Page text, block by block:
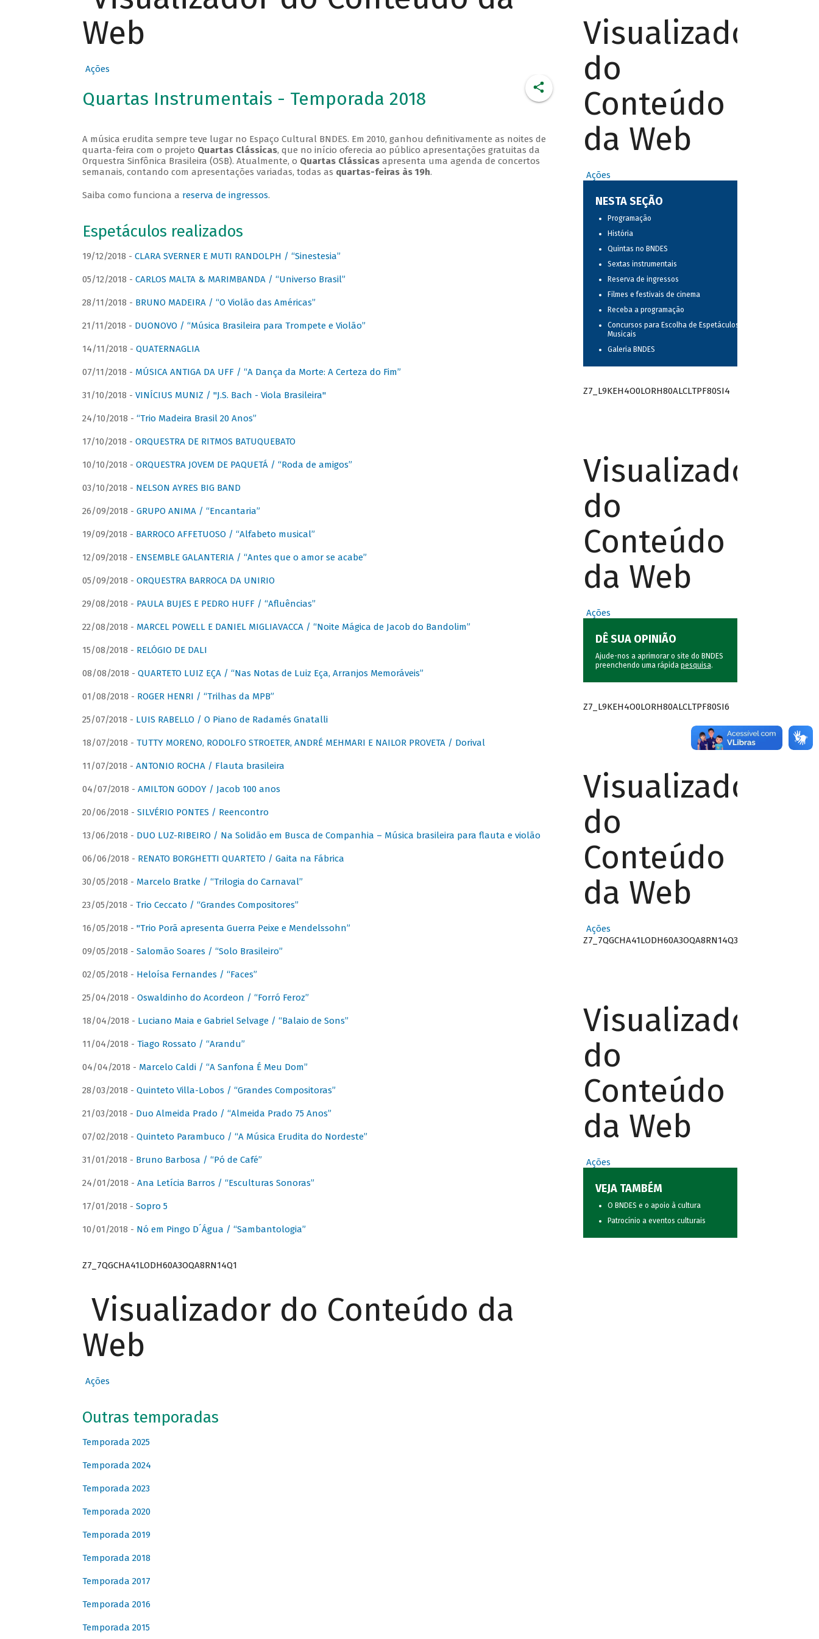
Web
Ações
Quartas Instrumentais - Temporada 2018
A música erudita sempre teve lugar no Espaço Cultural BNDES. Em 2010, ganhou definitivamente as noites de
quarta-feira com o projeto Quartas Clássicas, que no início oferecia ao público apresentações gratuitas da
Orquestra Sinfônica Brasileira (OSB). Atualmente, o Quartas Clássicasapresenta uma agenda de concertos
semanais, contando com apresentações variadas, todas as quartas-feiras às 19h.
Saiba como funciona a reserva de ingressos.
Espetáculos realizados
19/12/2018 - CLARA SVERNER E MUTI RANDOLPH / “Sinestesia”
05/12/2018 - CARLOS MALTA & MARIMBANDA / “Universo Brasil”
28/11/2018 - BRUNO MADEIRA / “O Violão das Américas”
21/11/2018 - DUONOVO / “Música Brasileira para Trompete e Violão”
14/11/2018 - QUATERNAGLIA
07/11/2018 - MÚSICA ANTIGA DA UFF / “A Dança da Morte: A Certeza do Fim”
31/10/2018 - VINÍCIUS MUNIZ / "J.S. Bach - Viola Brasileira"
24/10/2018 - “Trio Madeira Brasil 20 Anos”
17/10/2018 - ORQUESTRA DE RITMOS BATUQUEBATO
10/10/2018 - ORQUESTRA JOVEM DE PAQUETÁ / “Roda de amigos”
03/10/2018 - NELSON AYRES BIG BAND
26/09/2018 - GRUPO ANIMA / “Encantaria”
19/09/2018 - BARROCO AFFETUOSO / “Alfabeto musical”
12/09/2018 - ENSEMBLE GALANTERIA / “Antes que o amor se acabe”
05/09/2018 - ORQUESTRA BARROCA DA UNIRIO
29/08/2018 - PAULA BUJES E PEDRO HUFF / “Afluências”
22/08/2018 - MARCEL POWELL E DANIEL MIGLIAVACCA / “Noite Mágica de Jacob do Bandolim”
15/08/2018 - RELÓGIO DE DALI
08/08/2018 - QUARTETO LUIZ EÇA / “Nas Notas de Luiz Eça, Arranjos Memoráveis”
01/08/2018 - ROGER HENRI / “Trilhas da MPB”
25/07/2018 - LUIS RABELLO / O Piano de Radamés Gnatalli
18/07/2018 - TUTTY MORENO, RODOLFO STROETER, ANDRÉ MEHMARI E NAILOR PROVETA / Dorival
11/07/2018 - ANTONIO ROCHA / Flauta brasileira
04/07/2018 - AMILTON GODOY / Jacob 100 anos
20/06/2018 - SILVÉRIO PONTES / Reencontro
13/06/2018 - DUO LUZ-RIBEIRO / Na Solidão em Busca de Companhia – Música brasileira para flauta e violão
06/06/2018 - RENATO BORGHETTI QUARTETO / Gaita na Fábrica
30/05/2018 - Marcelo Bratke / “Trilogia do Carnaval”
23/05/2018 - Trio Ceccato / “Grandes Compositores”
16/05/2018 - "Trio Porã apresenta Guerra Peixe e Mendelssohn”
09/05/2018 - Salomão Soares / “Solo Brasileiro”
02/05/2018 - Heloísa Fernandes / “Faces”
25/04/2018 - Oswaldinho do Acordeon / “Forró Feroz”
18/04/2018 - Luciano Maia e Gabriel Selvage / “Balaio de Sons”
11/04/2018 - Tiago Rossato / “Arandu”
04/04/2018 - Marcelo Caldi / “A Sanfona É Meu Dom”
28/03/2018 - Quinteto Villa-Lobos / “Grandes Compositoras”
21/03/2018 - Duo Almeida Prado / “Almeida Prado 75 Anos”
07/02/2018 - Quinteto Parambuco / “A Música Erudita do Nordeste”
31/01/2018 - Bruno Barbosa / “Pó de Café”
24/01/2018 - Ana Letícia Barros / “Esculturas Sonoras”
17/01/2018 - Sopro 5
10/01/2018 - Nó em Pingo D´Água / “Sambantologia”
Z7_7QGCHA41LODH60A3OQA8RN14Q1
Visualizador do Conteúdo da
Web
Ações
Outras temporadas
Temporada 2025
Temporada 2024
Temporada 2023
Temporada 2020
Temporada 2019
Temporada 2018
Temporada 2017
Temporada 2016
Temporada 2015
Visualizador
do
Conteúdo
da Web
Ações
NESTA SEÇÃO
Programação
História
Quintas no BNDES
Sextas instrumentais
Reserva de ingressos
Filmes e festivais de cinema
Receba a programação
Concursos para Escolha de Espetáculos
Musicais
Galeria BNDES
Z7_L9KEH4O0LORH80ALCLTPF80SI4
Visualizador
do
Conteúdo
da Web
Ações
DÊ SUA OPINIÃO
Ajude-nos a aprimorar o site do BNDES
preenchendo uma rápida pesquisa.
Z7_L9KEH4O0LORH80ALCLTPF80SI6
Visualizador
do
Conteúdo
da Web
Ações
Z7_7QGCHA41LODH60A3OQA8RN14Q3
Visualizador
do
Conteúdo
da Web
Ações
VEJA TAMBÉM
O BNDES e o apoio à cultura
Patrocínio a eventos culturais